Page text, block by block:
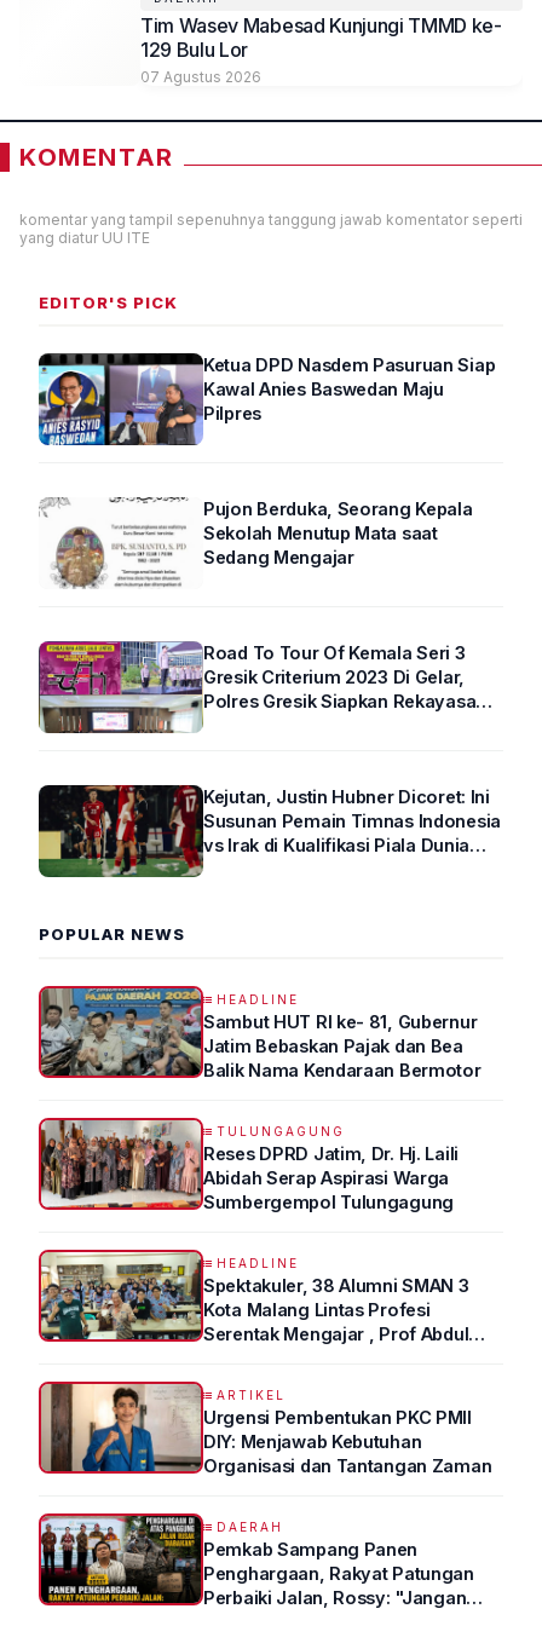
Tim Wasev Mabesad Kunjungi TMMD ke-
129 Bulu Lor
07 Agustus 2026
KOMENTAR
komentar yang tampil sepenuhnya tanggung jawab komentator seperti
yang diatur UU ITE
EDITOR'S PICK
Ketua DPD Nasdem Pasuruan Siap
Kawal Anies Baswedan Maju
Pilpres
Pujon Berduka, Seorang Kepala
Sekolah Menutup Mata saat
Sedang Mengajar
Road To Tour Of Kemala Seri 3
Gresik Criterium 2023 Di Gelar,
Polres Gresik Siapkan Rekayasa
Kejutan, Justin Hubner Dicoret: Ini
Susunan Pemain Timnas Indonesia
vs Irak di Kualifikasi Piala Dunia
POPULAR NEWS
HEADLINE
Sambut HUT RI ke- 81, Gubernur
Jatim Bebaskan Pajak dan Bea
Balik Nama Kendaraan Bermotor
TULUNGAGUNG
Reses DPRD Jatim, Dr. Hj. Laili
Abidah Serap Aspirasi Warga
Sumbergempol Tulungagung
HEADLINE
Spektakuler, 38 Alumni SMAN 3
Kota Malang Lintas Profesi
Serentak Mengajar , Prof Abdul
ARTIKEL
Urgensi Pembentukan PKC PMII
DIY: Menjawab Kebutuhan
Organisasi dan Tantangan Zaman
DAERAH
Pemkab Sampang Panen
Penghargaan, Rakyat Patungan
Perbaiki Jalan, Rossy: "Jangan